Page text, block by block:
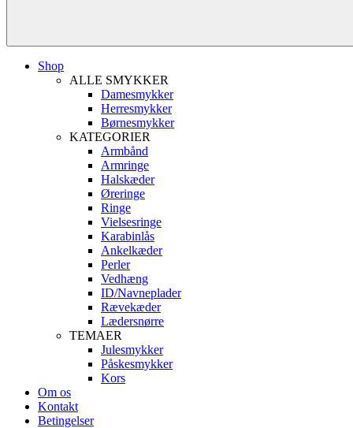
Shop
ALLE SMYKKER
Damesmykker
Herresmykker
Børnesmykker
KATEGORIER
Armbånd
Armringe
Halskæder
Øreringe
Ringe
Vielsesringe
Karabinlås
Ankelkæder
Perler
Vedhæng
ID/Navneplader
Rævekæder
Lædersnørre
TEMAER
Julesmykker
Påskesmykker
Kors
Om os
Kontakt
Betingelser